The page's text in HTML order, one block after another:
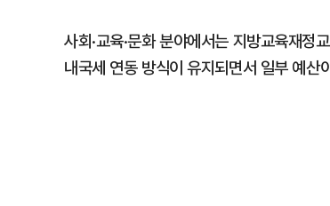
사회·교육·문화 분야에서는 지방교육재
내국세 연동 방식이 유지되면서 일부 예